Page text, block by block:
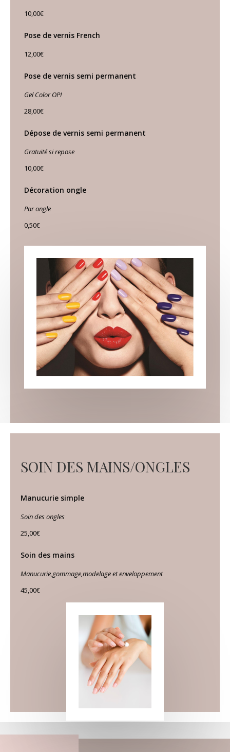
10,00€
Pose de vernis French
12,00€
Pose de vernis semi permanent
Gel Color OPI
28,00€
Dépose de vernis semi permanent
Gratuité si repose
10,00€
Décoration ongle
Par ongle
0,50€
SOIN DES MAINS/ONGLES
Manucurie simple
Soin des ongles
25,00€
Soin des mains
Manucurie,gommage,modelage et enveloppement
45,00€